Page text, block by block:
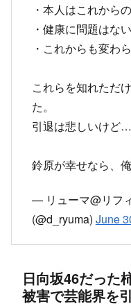
・本人はこれから
・健康に問題はない
・これからも変わ
これらを知れただ
た。
引退は悲しいけど…
鈴原が幸せなら、
— リューマ@リフ
(@d_ryuma) June
日向坂46だった
被害で芸能界を